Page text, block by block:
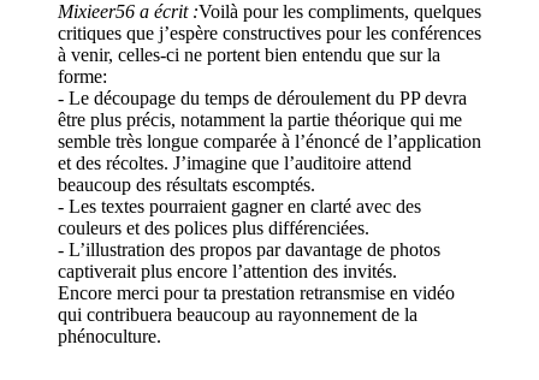
Mixieer56 a écrit :Voilà pour les compliments, quelques
critiques que j’espère constructives pour les conférences
à venir, celles-ci ne portent bien entendu que sur la
forme:
- Le découpage du temps de déroulement du PP devra
être plus précis, notamment la partie théorique qui me
semble très longue comparée à l’énoncé de l’application
et des récoltes. J’imagine que l’auditoire attend
beaucoup des résultats escomptés.
- Les textes pourraient gagner en clarté avec des
couleurs et des polices plus différenciées.
- L’illustration des propos par davantage de photos
captiverait plus encore l’attention des invités.
Encore merci pour ta prestation retransmise en vidéo
qui contribuera beaucoup au rayonnement de la
phénoculture.